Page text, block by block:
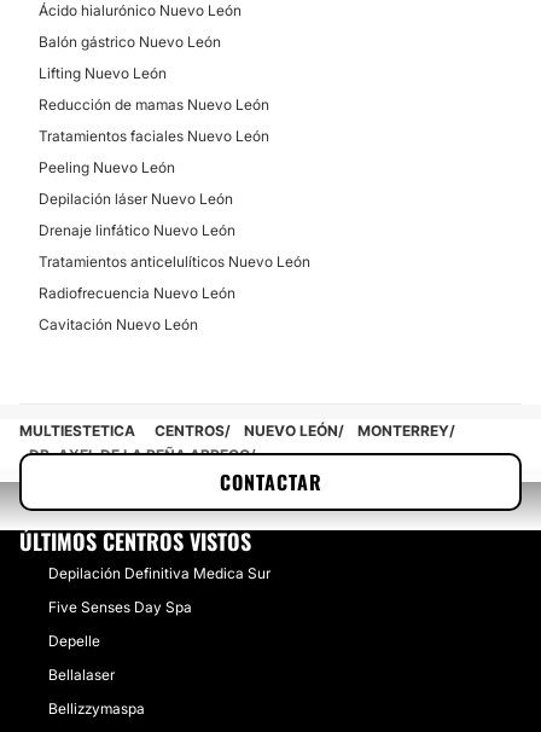
Ácido hialurónico Nuevo León
Balón gástrico Nuevo León
Lifting Nuevo León
Reducción de mamas Nuevo León
Tratamientos faciales Nuevo León
Peeling Nuevo León
Depilación láser Nuevo León
Drenaje linfático Nuevo León
Tratamientos anticelulíticos Nuevo León
Radiofrecuencia Nuevo León
Cavitación Nuevo León
CONTACTAR
MULTIESTETICA CENTROS NUEVO LEÓN
MONTERREY
DR. AXEL DE LA PEÑA ABREGO
ÚLTIMOS CENTROS VISTOS
Depilación Definitiva Medica Sur
Five Senses Day Spa
Depelle
Bellalaser
Bellizzymaspa